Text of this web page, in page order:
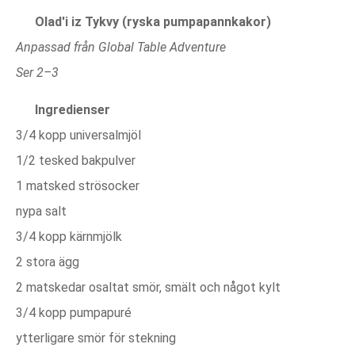
Olad'i iz Tykvy (ryska pumpapannkakor)
Anpassad från Global Table Adventure
Ser 2–3
Ingredienser
3/4 kopp universalmjöl
1/2 tesked bakpulver
1 matsked strösocker
nypa salt
3/4 kopp kärnmjölk
2 stora ägg
2 matskedar osaltat smör, smält och något kylt
3/4 kopp pumpapuré
ytterligare smör för stekning